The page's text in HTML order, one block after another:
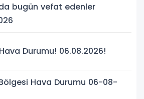
bugün vefat edenler
Durumu! 06.08.2026!
Hava Durumu 06-08-